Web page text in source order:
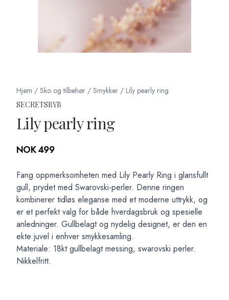
Hjem / Sko og tilbehør / Smykker / Lily pearly ring
SECRETSBYB
Lily pearly ring
Produktdetaljer
NOK 499
Description
Fang oppmerksomheten med Lily Pearly Ring i glansfullt
gull, prydet med Swarovski-perler. Denne ringen
kombinerer tidløs eleganse med et moderne uttrykk, og
er et perfekt valg for både hverdagsbruk og spesielle
anledninger. Gullbelagt og nydelig designet, er den en
ekte juvel i enhver smykkesamling.
Materiale: 18kt gullbelagt messing, swarovski perler.
Nikkelfritt.